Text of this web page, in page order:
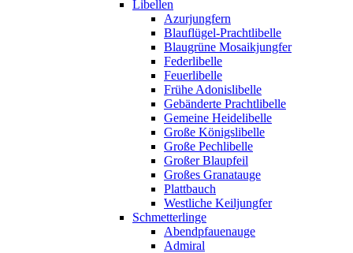
Libellen
Azurjungfern
Blauflügel-Prachtlibelle
Blaugrüne Mosaikjungfer
Federlibelle
Feuerlibelle
Frühe Adonislibelle
Gebänderte Prachtlibelle
Gemeine Heidelibelle
Große Königslibelle
Große Pechlibelle
Großer Blaupfeil
Großes Granatauge
Plattbauch
Westliche Keiljungfer
Schmetterlinge
Abendpfauenauge
Admiral